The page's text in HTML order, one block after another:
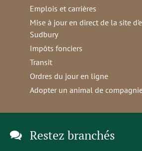
Emplois et carrières
Mise à jour en direct de la site
Sudbury
Impôts fonciers
Transit
Ordres du jour en ligne
Adopter un animal de
Restez branchés